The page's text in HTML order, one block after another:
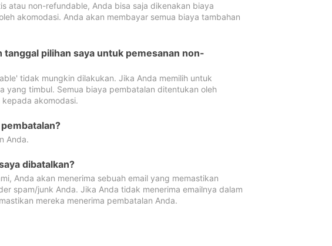
atau non-refundable, Anda bisa saja dikenakan biaya
akomodasi. Anda akan membayar semua biaya tambahan
pilihan saya untuk pemesanan non-
tidak mungkin dilakukan. Jika Anda memilih untuk
yang timbul. Semua biaya pembatalan ditentukan oleh
akomodasi.
Anda.
dibatalkan?
Anda akan menerima sebuah email yang memastikan
spam/junk Anda. Jika Anda tidak menerima emailnya dalam
mereka menerima pembatalan Anda.